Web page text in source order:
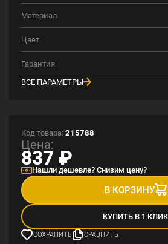
Материал
Цвет
Гарантия
ВСЕ ПАРАМЕТРЫ
Код товара: 215788
Цена:
837 ₽
Нашли дешевле? Снизим цену?
В КОРЗИНУ
КУПИТЬ В 1 КЛИК
СОХРАНИТЬ СРАВНИТЬ